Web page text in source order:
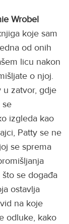
Wrobel
koje sam
od onih
licu nakon
o njoj.
u zatvor, gdje
se
izgleda kao
Patty se ne
se sprema
se događa
ostavlja
na koje
odluke, kako